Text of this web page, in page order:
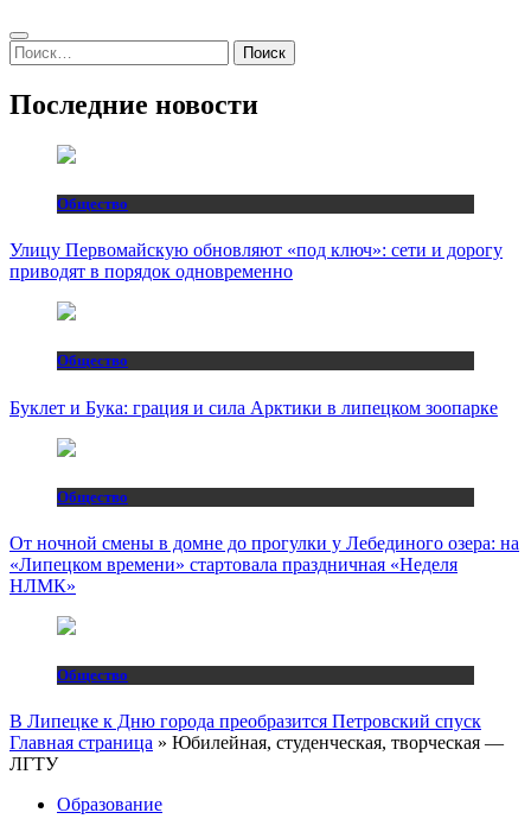
Найти:
Последние новости
Общество
Улицу Первомайскую обновляют «под ключ»: сети и дорогу
приводят в порядок одновременно
Общество
Буклет и Бука: грация и сила Арктики в липецком зоопарке
Общество
От ночной смены в домне до прогулки у Лебединого озера: на
«Липецком времени» стартовала праздничная «Неделя
НЛМК»
Общество
В Липецке к Дню города преобразится Петровский спуск
Главная страница » Юбилейная, студенческая, творческая —
ЛГТУ
Образование